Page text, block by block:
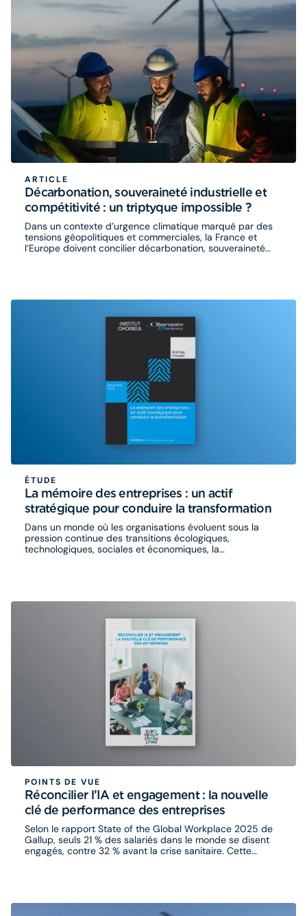
ARTICLE
Décarbonation, souveraineté industrielle et
compétitivité : un triptyque impossible ?
Dans un contexte d’urgence climatique marqué par des
tensions géopolitiques et commerciales, la France et
l’Europe doivent concilier décarbonation, souveraineté
ÉTUDE
La mémoire des entreprises : un actif
stratégique pour conduire la transformation
Dans un monde où les organisations évoluent sous la
pression continue des transitions écologiques,
technologiques, sociales et économiques, la
POINTS DE VUE
Réconcilier l’IA et engagement : la nouvelle
clé de performance des entreprises
Selon le rapport State of the Global Workplace 2025 de
Gallup, seuls 21 % des salariés dans le monde se disent
engagés, contre 32 % avant la crise sanitaire. Cette